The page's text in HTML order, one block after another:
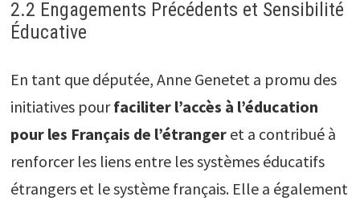
2.2 Engagements Précédents et Sensibilité
Éducative
En tant que députée, Anne Genetet a promu des
initiatives pourfaciliter l’accès à l’éducation
pour les Français de l’étrangeret a contribué à
renforcer les liens entre les systèmes éducatifs
étrangers et le système français. Elle a également